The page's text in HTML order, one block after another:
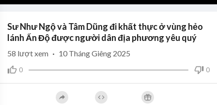
Sư Như Ngộ và Tâm Dũng đi khất thực ở vùng hẻo
lánh Ấn Độ được người dân địa phương yêu quý
0 0
58 lượt xem · 10 Tháng Giêng 2025